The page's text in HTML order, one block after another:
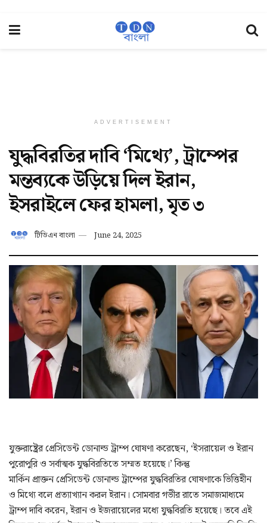
ADVERTISEMENT
যুদ্ধবিরতির দাবি ‘মিথ্যে’, ট্রাম্পের
মন্তব্যকে উড়িয়ে দিল ইরান,
ইসরাইলে ফের হামলা, মৃত ৩
টিডিএন বাংলা June 24, 2025
যুক্তরাষ্ট্রের প্রেসিডেন্ট ডোনাল্ড ট্রাম্প ঘোষণা করেছেন, ‘ইসরায়েল ও ইরান
পুরোপুরি ও সর্বাত্মক যুদ্ধবিরতিতে সম্মত হয়েছে।’ কিন্তু
মার্কিন প্রাক্তন প্রেসিডেন্ট ডোনাল্ড ট্রাম্পের যুদ্ধবিরতির ঘোষণাকে ভিত্তিহীন
ও মিথ্যে বলে প্রত্যাখ্যান করল ইরান। সোমবার গভীর রাতে সমাজমাধ্যমে
ট্রাম্প দাবি করেন, ইরান ও ইজরায়েলের মধ্যে যুদ্ধবিরতি হয়েছে। তবে এই